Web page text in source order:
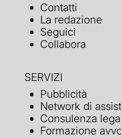
Contatti
La redazione
Seguici
Collabora
SERVIZI
Pubblicità
Network di
Consulenza
Formazione